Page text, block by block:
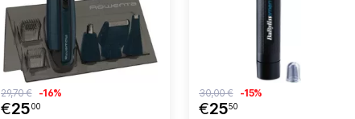
€2500
29,70 € -16%
€2550
30,00 € -15%